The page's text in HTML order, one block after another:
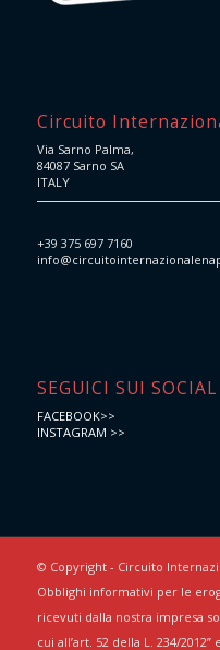
Circuito
Via Sarno Palma,
84087 Sarno SA
ITALY
+39 375 697 7160
SEGUICI SUI SOCIAL
FACEBOOK>>
INSTAGRAM >>
© Copyright - Circuito
Obblighi informativi per le
ricevuti dalla nostra impresa
cui all’art. 52 della L. 234/